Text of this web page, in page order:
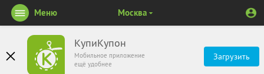
КупиКупон
Мобильное приложение
ещё удобнее
Загрузить
Меню Москва